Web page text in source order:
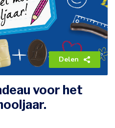
Delen
voor het